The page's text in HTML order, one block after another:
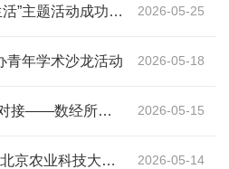
”主题活动成功入
2026-05-25
青年学术沙龙活动 2026-05-18
接——数经所农
2026-05-15
京农业科技大讲
2026-05-14